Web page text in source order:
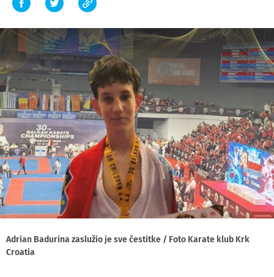
Adrian Badurina zaslužio je sve čestitke / Foto Karate klub Krk
Croatia